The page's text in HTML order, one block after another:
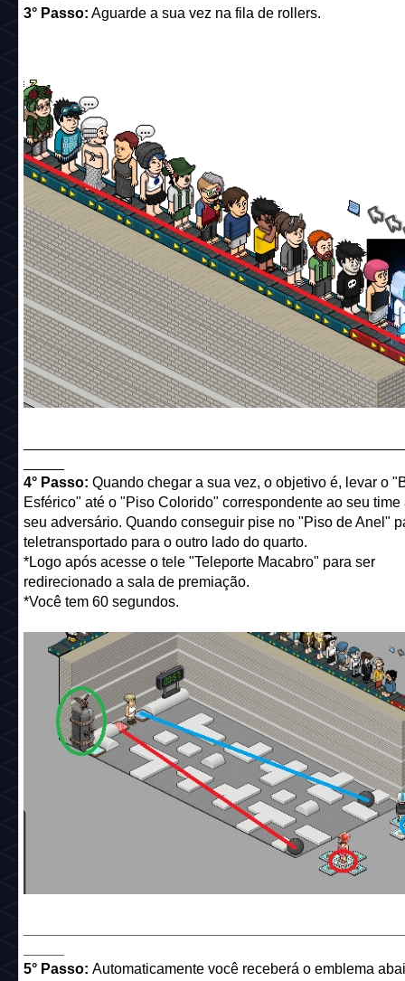
3° Passo: Aguarde a sua vez na fila de rollers.
4° Passo: Quando chegar a sua vez, o objetivo é, levar o
Esférico" até o "Piso Colorido" correspondente ao seu time
seu adversário. Quando conseguir pise no "Piso de Anel"
teletransportado para o outro lado do quarto.
*Logo após acesse o tele "Teleporte Macabro" para ser
redirecionado a sala de premiação.
*Você tem 60 segundos.
5° Passo: Automaticamente você receberá o emblema